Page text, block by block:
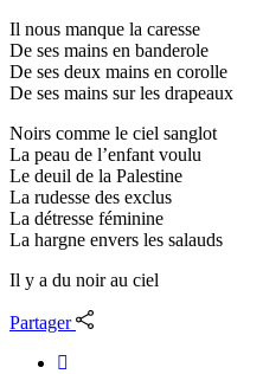
Il nous manque la caresse
De ses mains en banderole
De ses deux mains en corolle
De ses mains sur les drapeaux
Noirs comme le ciel sanglot
La peau de l’enfant voulu
Le deuil de la Palestine
La rudesse des exclus
La détresse féminine
La hargne envers les salauds
Il y a du noir au ciel
Partager